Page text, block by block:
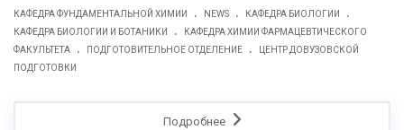
КАФЕДРА ФУНДАМЕНТАЛЬНОЙ ХИМИИ . NEWS . КАФЕДРА БИОЛОГИИ .
КАФЕДРА БИОЛОГИИ И БОТАНИКИ .
КАФЕДРА ХИМИИ ФАРМАЦЕВТИЧЕСКОГО
ФАКУЛЬТЕТА
. ПОДГОТОВИТЕЛЬНОЕ ОТДЕЛЕНИЕ .
ЦЕНТР ДОВУЗОВСКОЙ
ПОДГОТОВКИ
Подробнее